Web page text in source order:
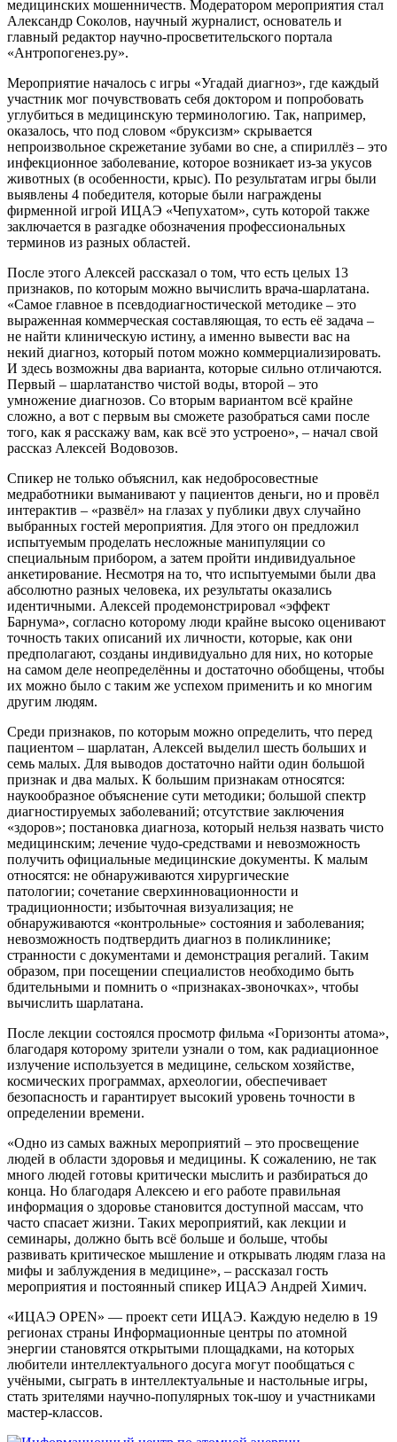
медицинских мошенничеств. Модератором мероприятия стал
Александр Соколов, научный журналист, основатель и
главный редактор научно-просветительского портала
«Антропогенез.ру».
Мероприятие началось с игры «Угадай диагноз», где каждый
участник мог почувствовать себя доктором и попробовать
углубиться в медицинскую терминологию. Так, например,
оказалось, что под словом «бруксизм» скрывается
непроизвольное скрежетание зубами во сне, а спириллёз – это
инфекционное заболевание, которое возникает из-за укусов
животных (в особенности, крыс). По результатам игры были
выявлены 4 победителя, которые были награждены
фирменной игрой ИЦАЭ «Чепухатом», суть которой также
заключается в разгадке обозначения профессиональных
терминов из разных областей.
После этого Алексей рассказал о том, что есть целых 13
признаков, по которым можно вычислить врача-шарлатана.
«Самое главное в псевдодиагностической методике – это
выраженная коммерческая составляющая, то есть её задача –
не найти клиническую истину, а именно вывести вас на
некий диагноз, который потом можно коммерциализировать.
И здесь возможны два варианта, которые сильно отличаются.
Первый – шарлатанство чистой воды, второй – это
умножение диагнозов. Со вторым вариантом всё крайне
сложно, а вот с первым вы сможете разобраться сами после
того, как я расскажу вам, как всё это устроено», – начал свой
рассказ Алексей Водовозов.
Спикер не только объяснил, как недобросовестные
медработники выманивают у пациентов деньги, но и провёл
интерактив – «развёл» на глазах у публики двух случайно
выбранных гостей мероприятия. Для этого он предложил
испытуемым проделать несложные манипуляции со
специальным прибором, а затем пройти индивидуальное
анкетирование. Несмотря на то, что испытуемыми были два
абсолютно разных человека, их результаты оказались
идентичными. Алексей продемонстрировал «эффект
Барнума», согласно которому люди крайне высоко оценивают
точность таких описаний их личности, которые, как они
предполагают, созданы индивидуально для них, но которые
на самом деле неопределённы и достаточно обобщены, чтобы
их можно было с таким же успехом применить и ко многим
другим людям.
Среди признаков, по которым можно определить, что перед
пациентом – шарлатан, Алексей выделил шесть больших и
семь малых. Для выводов достаточно найти один большой
признак и два малых. К большим признакам относятся:
наукообразное объяснение сути методики; большой спектр
диагностируемых заболеваний; отсутствие заключения
«здоров»; постановка диагноза, который нельзя назвать чисто
медицинским; лечение чудо-средствами и невозможность
получить официальные медицинские документы. К малым
относятся: не обнаруживаются хирургические
патологии; сочетание сверхинновационности и
традиционности; избыточная визуализация; не
обнаруживаются «контрольные» состояния и заболевания;
невозможность подтвердить диагноз в поликлинике;
странности с документами и демонстрация регалий. Таким
образом, при посещении специалистов необходимо быть
бдительными и помнить о «признаках-звоночках», чтобы
вычислить шарлатана.
После лекции состоялся просмотр фильма «Горизонты атома»,
благодаря которому зрители узнали о том, как радиационное
излучение используется в медицине, сельском хозяйстве,
космических программах, археологии, обеспечивает
безопасность и гарантирует высокий уровень точности в
определении времени.
«Одно из самых важных мероприятий – это просвещение
людей в области здоровья и медицины. К сожалению, не так
много людей готовы критически мыслить и разбираться до
конца. Но благодаря Алексею и его работе правильная
информация о здоровье становится доступной массам, что
часто спасает жизни. Таких мероприятий, как лекции и
семинары, должно быть всё больше и больше, чтобы
развивать критическое мышление и открывать людям глаза на
мифы и заблуждения в медицине», – рассказал гость
мероприятия и постоянный спикер ИЦАЭ Андрей Химич.
«ИЦАЭ OPEN» — проект сети ИЦАЭ. Каждую неделю в 19
регионах страны Информационные центры по атомной
энергии становятся открытыми площадками, на которых
любители интеллектуального досуга могут пообщаться с
учёными, сыграть в интеллектуальные и настольные игры,
стать зрителями научно-популярных ток-шоу и участниками
мастер-классов.